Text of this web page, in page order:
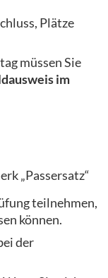
Plätze
müssen Sie
im
„Passersatz“
teilnehmen,
können.
der